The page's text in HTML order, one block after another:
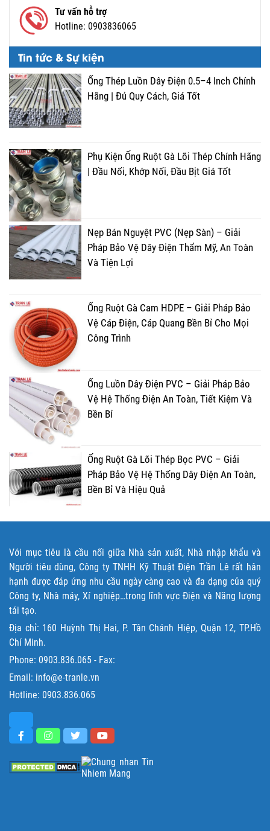
Tư vấn hỗ trợ
Hotline: 0903836065
Tin tức & Sự kiện
Ống Thép Luồn Dây Điện 0.5–4 Inch Chính
Hãng | Đủ Quy Cách, Giá Tốt
Phụ Kiện Ống Ruột Gà Lõi Thép Chính Hãng
| Đầu Nối, Khớp Nối, Đầu Bịt Giá Tốt
Nẹp Bán Nguyệt PVC (Nẹp Sàn) – Giải
Pháp Bảo Vệ Dây Điện Thẩm Mỹ, An Toàn
Và Tiện Lợi
Ống Ruột Gà Cam HDPE – Giải Pháp Bảo
Vệ Cáp Điện, Cáp Quang Bền Bỉ Cho Mọi
Công Trình
Ống Luồn Dây Điện PVC – Giải Pháp Bảo
Vệ Hệ Thống Điện An Toàn, Tiết Kiệm Và
Bền Bỉ
Ống Ruột Gà Lõi Thép Bọc PVC – Giải
Pháp Bảo Vệ Hệ Thống Dây Điện An Toàn,
Bền Bỉ Và Hiệu Quả
Với mục tiêu là cầu nối giữa Nhà sản xuất, Nhà nhập khẩu và
Người tiêu dùng, Công ty TNHH Kỹ Thuật Điện Trần Lê rất hân
hạnh được đáp ứng nhu cầu ngày càng cao và đa dạng của quý
Công ty, Nhà máy, Xí nghiệp…trong lĩnh vực Điện và Năng lượng
tái tạo.
Địa chỉ: 160 Huỳnh Thị Hai, P. Tân Chánh Hiệp, Quận 12, TP.Hồ
Chí Minh.
Phone: 0903.836.065 - Fax:
Email: info@e-tranle.vn
Hotline: 0903.836.065